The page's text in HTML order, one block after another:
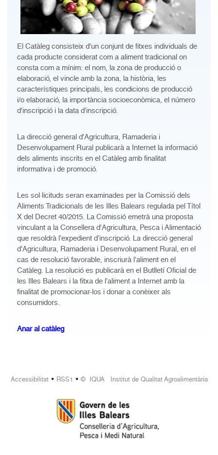
El Catàleg consisteix d'un conjunt de fitxes individuals de
cada producte considerat com a aliment tradicional on
consta com a mínim: el nom, la zona de producció o
elaboració, el vincle amb la zona, la història, les
característiques principals, les condicions de producció
i/o elaboració, la importància socioeconòmica, el número
d'inscripció i la data d’inscripció.
La direcció general d'Agricultura, Ramaderia i
Desenvolupament Rural publicarà a Internet la informació
dels aliments inscrits en el Catàleg amb finalitat
informativa i de promoció.
Les sol·licituds seran examinades per la Comissió dels
Aliments Tradicionals de les Illes Balears regulada pel Títol
X del Decret 40/2015. La Comissió emetrà una proposta
vinculant a la Consellera d'Agricultura, Pesca i Alimentació
que resoldrà l’expedient d’inscripció. La direcció general
d'Agricultura, Ramaderia i Desenvolupament Rural, en el
cas de resolució favorable, inscriurà l’aliment en el
Catàleg. La resolució es publicarà en el Butlletí Oficial de
les Illes Balears i la fitxa de l’aliment a Internet amb la
finalitat de promocionar-los i donar a conèixer als
consumidors.
Anar al catàleg
Accessibilitat• RSS1 • © IQUA Institut de Qualitat Agroalimentària